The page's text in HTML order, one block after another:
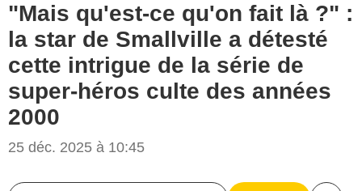
"Mais qu'est-ce qu'on fait là ?" :
la star de Smallville a détesté
cette intrigue de la série de
super-héros culte des années
2000
25 déc. 2025 à 10:45